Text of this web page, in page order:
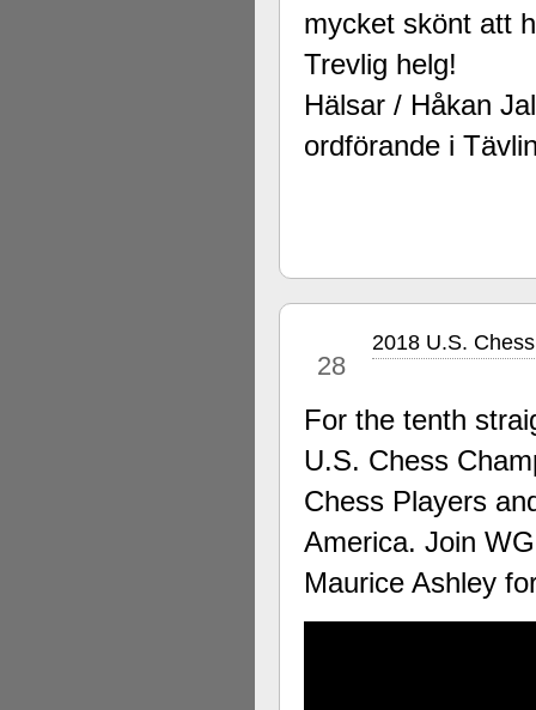
mycket skönt att
Trevlig helg!
Hälsar / Håkan
ordförande i
28
2018 U.S.
For the tenth
U.S. Chess
Chess Players
America. Join
Maurice Ashley